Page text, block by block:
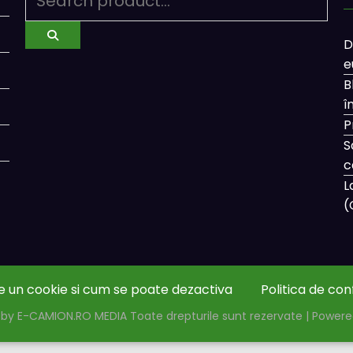
un cookie si cum se poate dezactiva Politica de
E-CAMION.RO MEDIA Toate drepturile sunt rezervate |